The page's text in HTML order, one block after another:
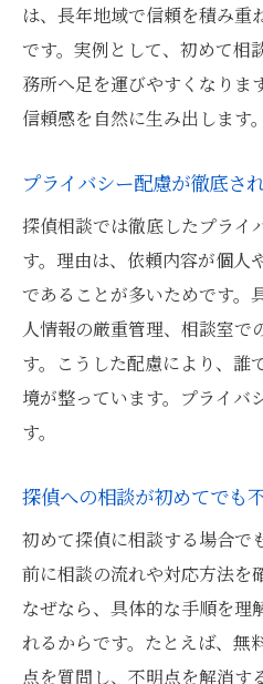
は、長年地域で信頼を積み重
です。実例として、初めて相
務所へ足を運びやすくなりま
信頼感を自然に生み出します。
プライバシー配慮が徹底さ
探偵相談では徹底したプライ
す。理由は、依頼内容が個人
であることが多いためです。
人情報の厳重管理、相談室で
す。こうした配慮により、誰
境が整っています。プライバ
す。
探偵への相談が初めてでも
初めて探偵に相談する場合で
前に相談の流れや対応方法を
なぜなら、具体的な手順を理
れるからです。たとえば、無
点を質問し、不明点を解消す